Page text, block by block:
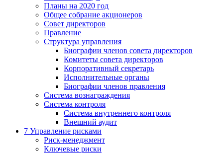
Планы на 2020 год
Общее собрание акционеров
Совет директоров
Правление
Структура управления
Биографии членов совета директоров
Комитеты совета директоров
Корпоративный секретарь
Исполнительные органы
Биографии членов правления
Система вознаграждения
Система контроля
Система внутреннего контроля
Внешний аудит
7 Управление рисками
Риск-менеджмент
Ключевые риски